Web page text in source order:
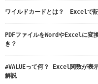
ワイルドカードとは？ Excelで
PDFファイルをWordやExcelに変
き？
#VALUEって何？ Excel関数が表
解説